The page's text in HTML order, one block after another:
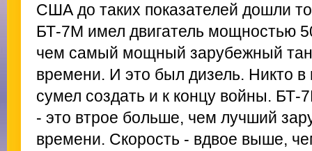
США до таких показателей дошли
БТ-7М имел двигатель мощностью
чем самый мощный зарубежный
времени. И это был дизель. Никто в
сумел создать и к концу войны.
- это втрое больше, чем лучший
времени. Скорость - вдвое выше,